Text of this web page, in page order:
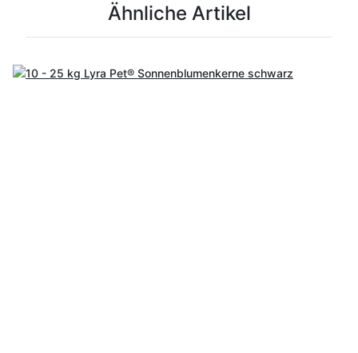
Ähnliche Artikel